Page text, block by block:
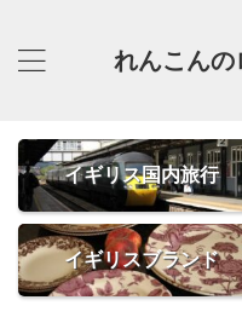
れんこんの
イギリス国内旅行
イギリスブランド